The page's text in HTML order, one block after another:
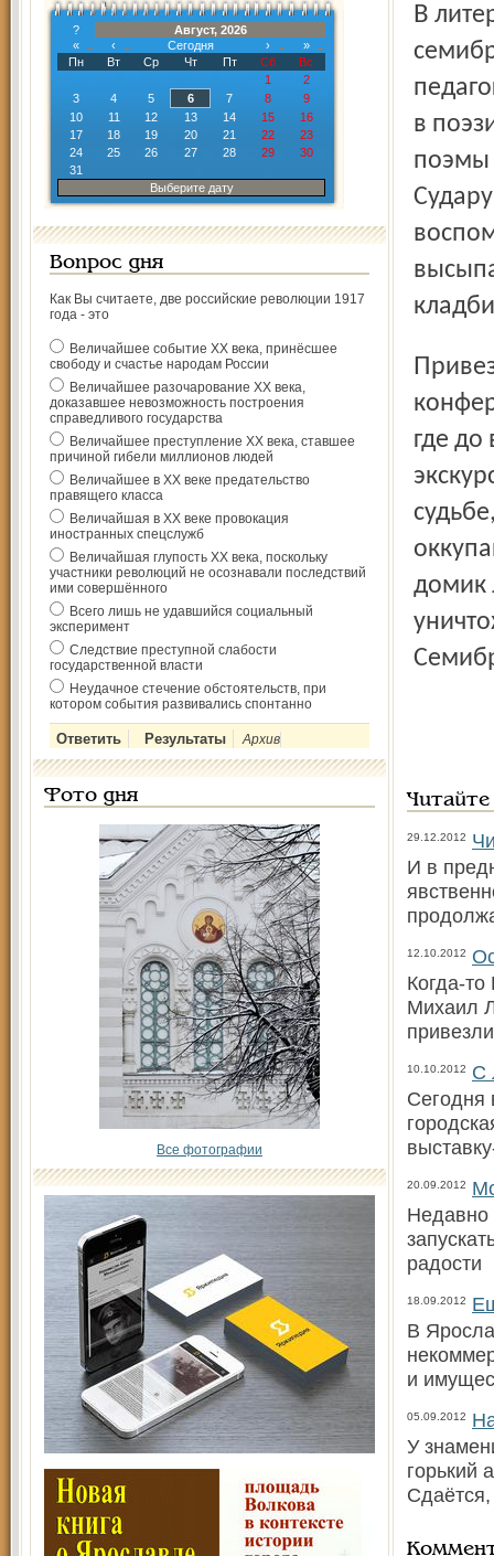
?
Август, 2026
«
‹ Сегодня ›
»
Пн
Вт Ср Чт Пт Сб
Вс
1
2
3
4 5 6 7 8
9
10
11 12 13 14 15
16
17
18 19 20 21 22
23
24
25 26 27 28 29
30
31
Выберите дату
Вопрос дня
Как Вы считаете, две российские революции 1917
года - это
Величайшее событие ХХ века, принёсшее
свободу и счастье народам России
Величайшее разочарование ХХ века,
доказавшее невозможность построения
справедливого государства
Величайшее преступление ХХ века, ставшее
причиной гибели миллионов людей
Величайшее в ХХ веке предательство
правящего класса
Величайшая в ХХ веке провокация
иностранных спецслужб
Величайшая глупость ХХ века, поскольку
участники революций не осознавали последствий
ими совершённого
Всего лишь не удавшийся социальный
эксперимент
Следствие преступной слабости
государственной власти
Неудачное стечение обстоятельств, при
котором события развивались спонтанно
Архив
Фото дня
Все фотографии
В литературно-краеведческом музее посёлка
в
поэмы
Привезена земля с недавней международной
где
домик
29.12.2012
И в
12.10.2012
Когда-
Михаил
привезли
10.10.2012
С
Сегодня
20.09.2012
Недавно
радости
18.09.2012
В
и
05.09.2012
У
горький
Сдаётся,